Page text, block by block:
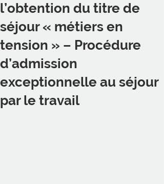
l’obtention du titre de
séjour « métiers en
tension » – Procédure
d’admission
exceptionnelle au séjour
par le travail